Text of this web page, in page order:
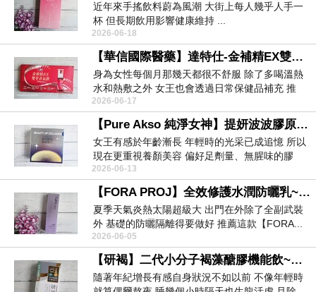
近年來手搖飲料蔚為風潮 大街上每人幾乎人手一
杯 但長期飲用影響健康維持 ...
2026-06-18
【華信國際醫藥】達特仕-金補精EX雙萃養氣飲~生理期保養分享 補鐵飲開箱 快速補充女性每日營養與活力
身為女性每個月那幾天都很不舒服 除了多喝溫熱
水和熱敷之外 女王也會透過日常保健品補充 推
薦...
2026-06-17
【Pure Akso 純淨女神】提妍波波膠原蛋白粉~無腥味膠原蛋白粉推薦 熊熊卓毓彤推薦膠原蛋白開箱
女王有感於年齡漸長 年輕時的光采已成追憶 所以
現在更重視養顏美容 偏好足劑量、無腥味的膠
原...
2026-06-13
【FORA PROJ】全效修護水潤防曬乳~防曬乳推薦 全光防護罩 全方位防禦加倍守護
夏季天氣炎熱太陽超級大 出門在外除了全副武裝
外 基礎的防曬隔離得要做好 推薦這款【FORA...
2026-06-05
【研褐】二代小分子褐藻醣膠機能飲~喝的褐藻醣膠開箱 液態小分子好吸收 體力補充全方位升級
隨著年紀增長有感自身狀況不如以前 不像年輕時